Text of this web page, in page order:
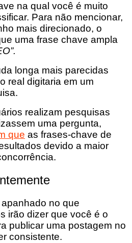
na qual você é muito
Para não mencionar,
mais direcionado, o
uma frase chave ampla
longa mais parecidas
real digitaria em um
realizam pesquisas
uma pergunta,
que as frases-chave de
devido a maior
no que
irão dizer que você é o
publicar uma postagem no
consistente.